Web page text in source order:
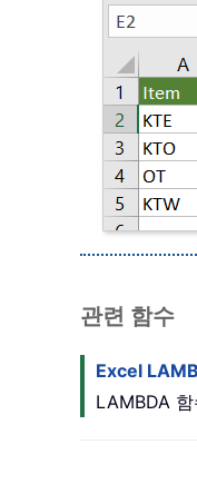
관련 함수
Excel
LAMBDA